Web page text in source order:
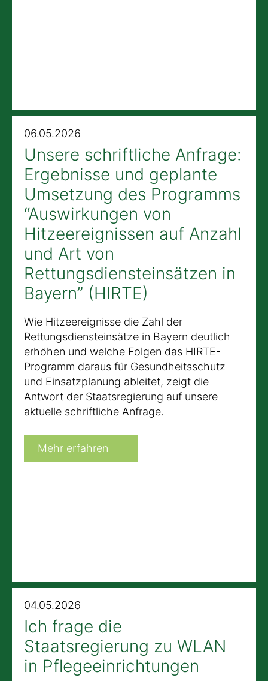
06.05.2026
Unsere schriftliche Anfrage:
Ergebnisse und geplante
Umsetzung des Programms
“Auswirkungen von
Hitzeereignissen auf Anzahl
und Art von
Rettungsdiensteinsätzen in
Bayern” (HIRTE)
Wie Hitzeereignisse die Zahl der
Rettungsdiensteinsätze in Bayern deutlich
erhöhen und welche Folgen das HIRTE-
Programm daraus für Gesundheitsschutz
und Einsatzplanung ableitet, zeigt die
Antwort der Staatsregierung auf unsere
aktuelle schriftliche Anfrage.
Mehr erfahren
04.05.2026
Ich frage die
Staatsregierung zu WLAN
in Pflegeeinrichtungen